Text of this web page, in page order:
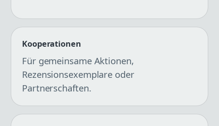
Kooperationen
Für gemeinsame Aktionen,
Rezensionsexemplare oder
Partnerschaften.